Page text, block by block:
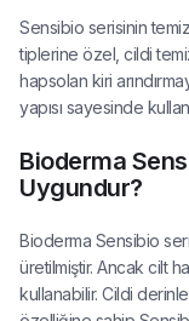
Sensibio serisinin
tiplerine özel, cildi
hapsolan kiri
yapısı sayesinde
Bioderma
Uygundur?
Bioderma Sensibio
üretilmiştir. Ancak cilt
kullanabilir. Cildi